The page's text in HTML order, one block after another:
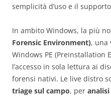
semplicità d’uso e il
In ambito Windows, la più
Forensic Environment), una
Windows PE (Preinstallation
l’accesso in sola lettura ai
forensi nativi. Le live distro
triage sul campo, per